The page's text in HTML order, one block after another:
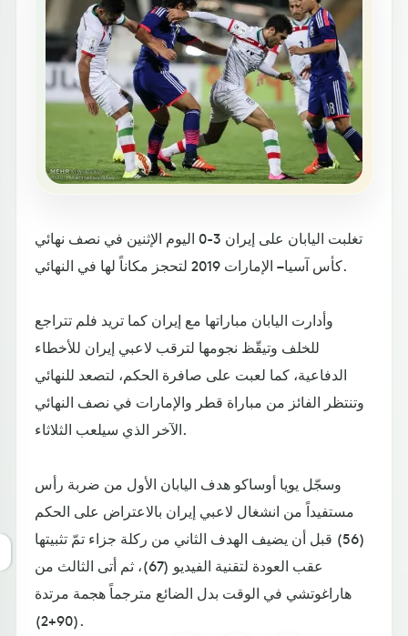
تغلبت اليابان على إيران 3-0 اليوم الإثنين في نصف نهائي
كأس آسيا – الإمارات 2019 لتحجز مكاناً لها في النهائي.
وأدارت اليابان مباراتها مع إيران كما تريد فلم تتراجع
للخلف وتيقّظ نجومها لترقب لاعبي إيران للأخطاء
الدفاعية، كما لعبت على صافرة الحكم، لتصعد للنهائي
وتنتظر الفائز من مباراة قطر والإمارات في نصف النهائي
الآخر الذي سيلعب الثلاثاء.
وسجّل يويا أوساكو هدف اليابان الأول من ضربة رأس
مستفيداً من انشغال لاعبي إيران بالاعتراض على الحكم
(56) قبل أن يضيف الهدف الثاني من ركلة جزاء تمّ تثبيتها
عقب العودة لتقنية الفيديو (67)، ثم أتى الثالث من
هاراغوتشي في الوقت بدل الضائع مترجماً هجمة مرتدة
(90+2).